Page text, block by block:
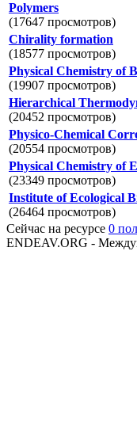
Polymers
(17647 просмотров)
Chirality formation
(18577 просмотров)
Physical Chemistry of
(19907 просмотров)
Hierarchical
(20452 просмотров)
Physico-Chemical
(20554 просмотров)
Physical Chemistry of
(23349 просмотров)
Institute of Ecological
(26464 просмотров)
Сейчас на ресурсе 0
ENDEAV.ORG -